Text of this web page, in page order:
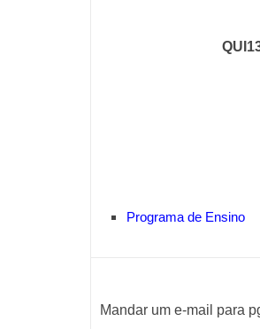
Programa de Ensino
Mandar um e-mail para